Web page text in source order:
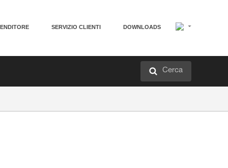
SERVIZIO CLIENTI DOWNLOADS
Cerca